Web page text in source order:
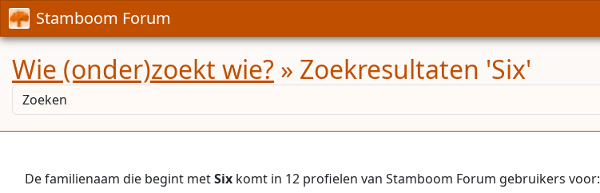
Stamboom Forum
Wie (onder)zoekt wie? » Zoekresultaten 'Six'
De familienaam die begint metSix komt in 12 profielen van Stamboom Forum gebruikers voor: